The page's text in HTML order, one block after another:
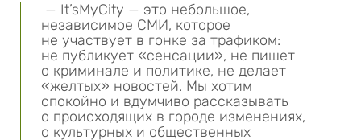
— It’sMyCity — это небольшое,
независимое СМИ, которое
не участвует в гонке за трафиком:
не публикует «сенсации», не пишет
о криминале и политике, не делает
«желтых» новостей. Мы хотим
спокойно и вдумчиво рассказывать
о происходящих в городе изменениях,
о культурных и общественных